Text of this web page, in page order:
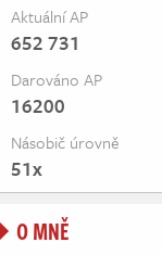
Aktuální AP
652 731
Darováno AP
16200
Násobič úrovně
51x
O MNĚ